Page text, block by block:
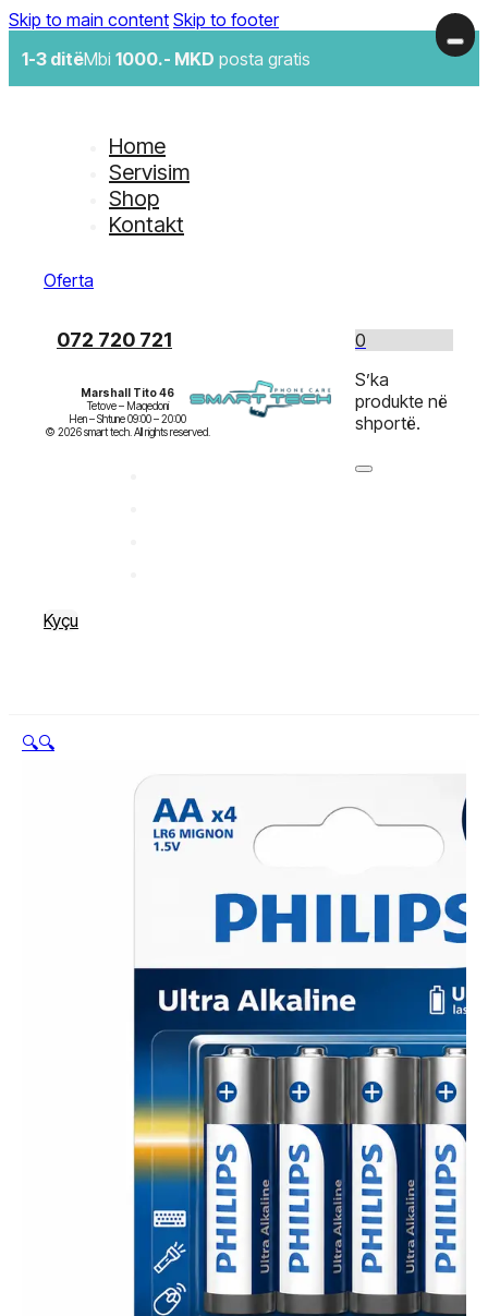
Skip to main content Skip to footer
1-3 ditëMbi 1000.- MKD posta gratis
Home
Servisim
Shop
Kontakt
Oferta
072 720 721
Marshall Tito 46
Tetove – Maqedoni
Hen – Shtune 09:00 – 20:00
Kyçu
0
S’ka
produkte në
shportë.
🔍🔍